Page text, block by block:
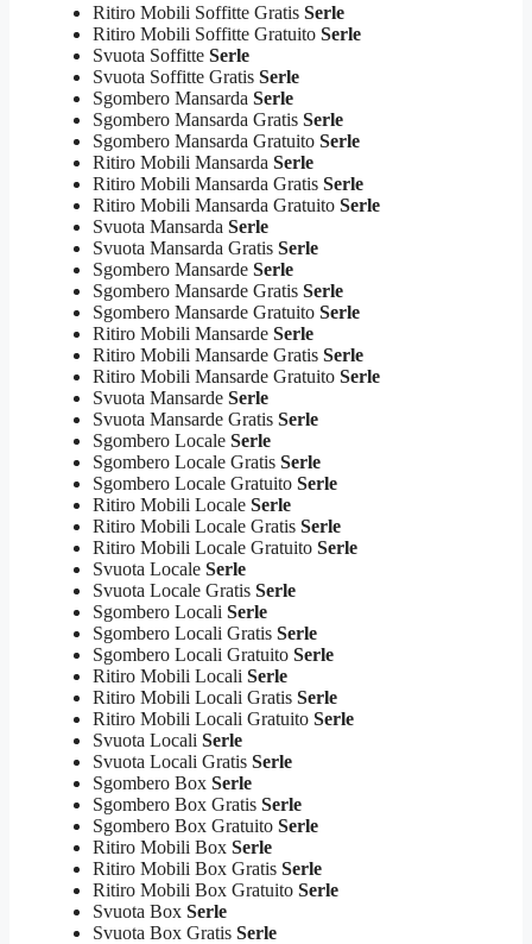
Ritiro Mobili Soffitte Gratis Serle
Ritiro Mobili Soffitte Gratuito Serle
Svuota Soffitte Serle
Svuota Soffitte Gratis Serle
Sgombero Mansarda Serle
Sgombero Mansarda Gratis Serle
Sgombero Mansarda Gratuito Serle
Ritiro Mobili Mansarda Serle
Ritiro Mobili Mansarda Gratis Serle
Ritiro Mobili Mansarda Gratuito Serle
Svuota Mansarda Serle
Svuota Mansarda Gratis Serle
Sgombero Mansarde Serle
Sgombero Mansarde Gratis Serle
Sgombero Mansarde Gratuito Serle
Ritiro Mobili Mansarde Serle
Ritiro Mobili Mansarde Gratis Serle
Ritiro Mobili Mansarde Gratuito Serle
Svuota Mansarde Serle
Svuota Mansarde Gratis Serle
Sgombero Locale Serle
Sgombero Locale Gratis Serle
Sgombero Locale Gratuito Serle
Ritiro Mobili Locale Serle
Ritiro Mobili Locale Gratis Serle
Ritiro Mobili Locale Gratuito Serle
Svuota Locale Serle
Svuota Locale Gratis Serle
Sgombero Locali Serle
Sgombero Locali Gratis Serle
Sgombero Locali Gratuito Serle
Ritiro Mobili Locali Serle
Ritiro Mobili Locali Gratis Serle
Ritiro Mobili Locali Gratuito Serle
Svuota Locali Serle
Svuota Locali Gratis Serle
Sgombero Box Serle
Sgombero Box Gratis Serle
Sgombero Box Gratuito Serle
Ritiro Mobili Box Serle
Ritiro Mobili Box Gratis Serle
Ritiro Mobili Box Gratuito Serle
Svuota Box Serle
Svuota Box Gratis Serle